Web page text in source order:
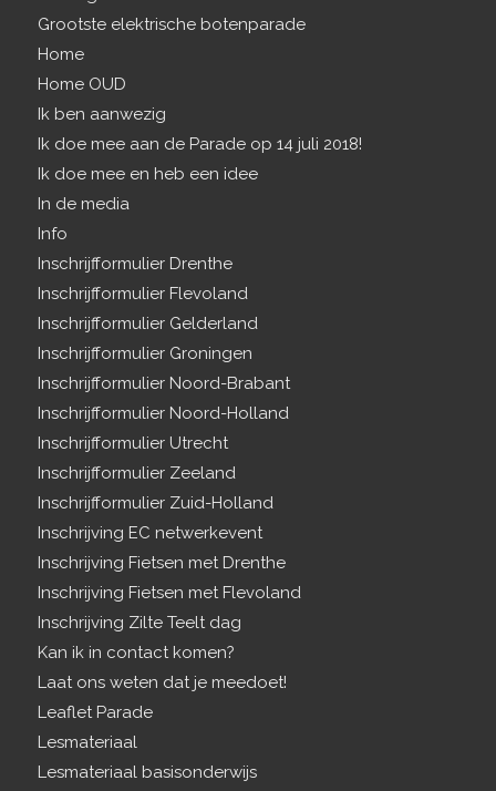
Grootste elektrische botenparade
Home
Home OUD
Ik ben aanwezig
Ik doe mee aan de Parade op 14 juli 2018!
Ik doe mee en heb een idee
In de media
Info
Inschrijfformulier Drenthe
Inschrijfformulier Flevoland
Inschrijfformulier Gelderland
Inschrijfformulier Groningen
Inschrijfformulier Noord-Brabant
Inschrijfformulier Noord-Holland
Inschrijfformulier Utrecht
Inschrijfformulier Zeeland
Inschrijfformulier Zuid-Holland
Inschrijving EC netwerkevent
Inschrijving Fietsen met Drenthe
Inschrijving Fietsen met Flevoland
Inschrijving Zilte Teelt dag
Kan ik in contact komen?
Laat ons weten dat je meedoet!
Leaflet Parade
Lesmateriaal
Lesmateriaal basisonderwijs